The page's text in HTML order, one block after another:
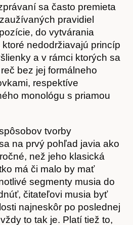
sa často premieta
pravidiel
do vytvárania
nedodržiavajú princíp
a v rámci ktorých sa
bez jej formálneho
respektíve
monológu s priamou
tvorby
na prvý pohľad javia ako
než jeho klasická
má či malo by mať
segmenty musia do
čitateľovi musia byť
najneskôr po poslednej
to tak je. Platí tiež to,